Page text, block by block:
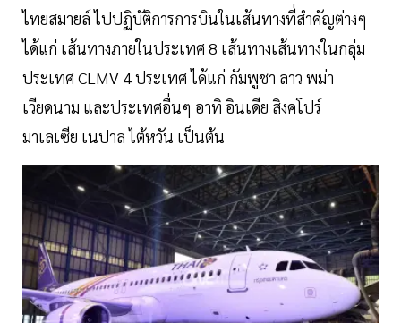
ไทยสมายล์ ไปปฏิบัติการการบินในเส้นทางที่สำคัญต่างๆ
ได้แก่ เส้นทางภายในประเทศ 8 เส้นทางเส้นทางในกลุ่ม
ประเทศ CLMV 4 ประเทศ ได้แก่ กัมพูชา ลาว พม่า
เวียดนาม และประเทศอื่นๆ อาทิ อินเดีย สิงคโปร์
มาเลเซีย เนปาล ไต้หวัน เป็นต้น